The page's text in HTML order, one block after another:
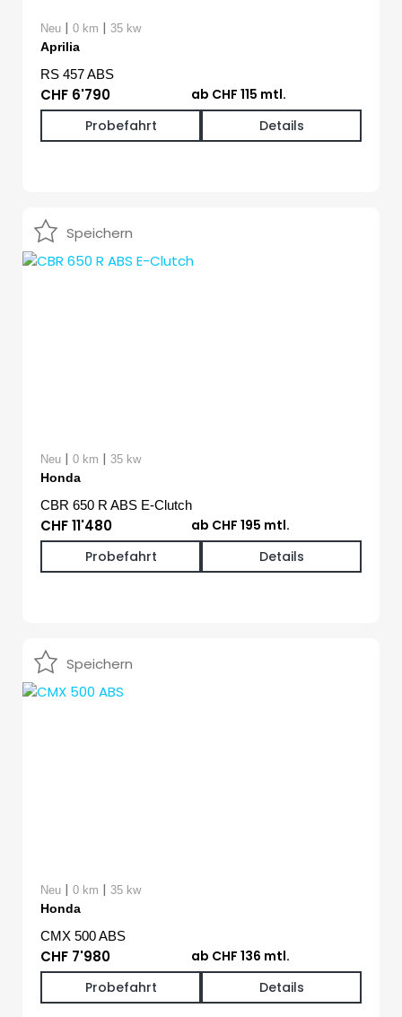
Neu | 0 km | 35 kw
Aprilia
RS 457 ABS
CHF 6'790
ab CHF 115 mtl.
Probefahrt
Details
Speichern
Neu | 0 km | 35 kw
Honda
CBR 650 R ABS E-Clutch
CHF 11'480
ab CHF 195 mtl.
Probefahrt
Details
Speichern
Neu | 0 km | 35 kw
Honda
CMX 500 ABS
CHF 7'980
ab CHF 136 mtl.
Probefahrt
Details